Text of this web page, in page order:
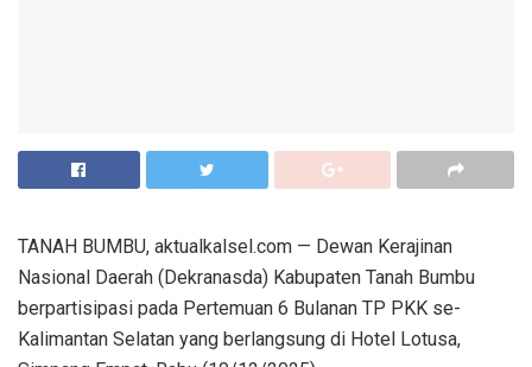
TANAH BUMBU, aktualkalsel.com — Dewan Kerajinan
Nasional Daerah (Dekranasda) Kabupaten Tanah Bumbu
berpartisipasi pada Pertemuan 6 Bulanan TP PKK se-
Kalimantan Selatan yang berlangsung di Hotel Lotusa,